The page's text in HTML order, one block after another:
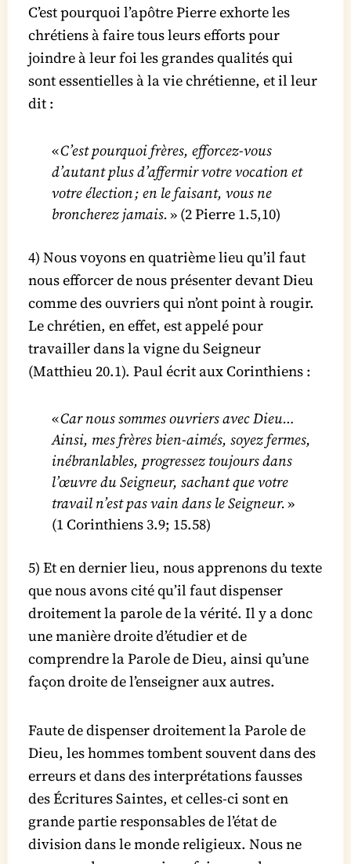
C’est pourquoi l’apôtre Pierre exhorte les
chrétiens à faire tous leurs efforts pour
joindre à leur foi les grandes qualités qui
sont essentielles à la vie chrétienne, et il leur
dit :
«C’est pourquoi frères, efforcez-vous
d’autant plus d’affermir votre vocation et
votre élection ; en le faisant, vous ne
broncherez jamais.» (2 Pierre 1.5,10)
4) Nous voyons en quatrième lieu qu’il faut
nous efforcer de nous présenter devant Dieu
comme des ouvriers qui n’ont point à rougir.
Le chrétien, en effet, est appelé pour
travailler dans la vigne du Seigneur
(Matthieu 20.1). Paul écrit aux Corinthiens :
«Car nous sommes ouvriers avec Dieu…
Ainsi, mes frères bien-aimés, soyez fermes,
inébranlables, progressez toujours dans
l’œuvre du Seigneur, sachant que votre
travail n’est pas vain dans le Seigneur.»
(1 Corinthiens 3.9; 15.58)
5) Et en dernier lieu, nous apprenons du texte
que nous avons cité qu’il faut dispenser
droitement la parole de la vérité. Il y a donc
une manière droite d’étudier et de
comprendre la Parole de Dieu, ainsi qu’une
façon droite de l’enseigner aux autres.
Faute de dispenser droitement la Parole de
Dieu, les hommes tombent souvent dans des
erreurs et dans des interprétations fausses
des Écritures Saintes, et celles-ci sont en
grande partie responsables de l’état de
division dans le monde religieux. Nous ne